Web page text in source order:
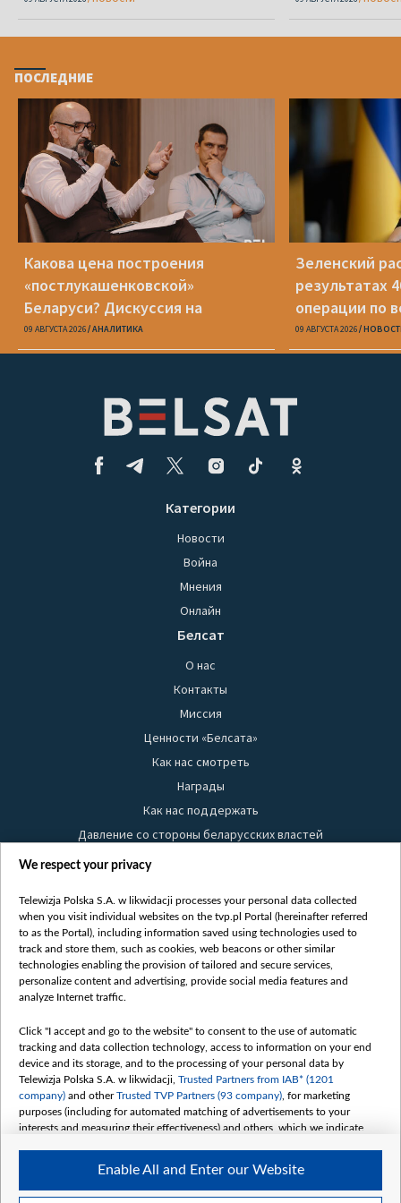
проблемы»
ПОСЛЕДНИЕ
Какова цена построения
«постлукашенковской»
Беларуси? Дискуссия на
конференции «Новая Беларусь»
09 АВГУСТА 2026 АНАЛИТИКА
Зеленский
результатах
операции по
Россию: «У
проблемы»
09 АВГУСТА 2026
Категории
Новости
Война
Мнения
Онлайн
Белсат
О нас
Контакты
Миссия
Ценности «Белсата»
Как нас смотреть
Награды
Как нас поддержать
Давление со стороны беларусских властей
Правила использования материалов
Безопасность
Youtube
Белсат news
Белсат Life
Belsat English
Biełsat PL
Белсат Now
Белсат Shorts
Белсат History
Белсат Music
Белсат Doc
We respect your privacy
Telewizja Polska S.A. w likwidacji processes your personal data collected
when you visit individual websites on the tvp.pl Portal (hereinafter referred
to as the Portal), including information saved using technologies used to
track and store them, such as cookies, web beacons or other similar
technologies enabling the provision of tailored and secure services,
personalize content and advertising, provide social media features and
analyze Internet traffic.
Click "I accept and go to the website" to consent to the use of automatic
tracking and data collection technology, access to information on your end
device and its storage, and to the processing of your personal data by
Telewizja Polska S.A. w likwidacji, Trusted Partners from IAB* (1201
company) and otherTrusted TVP Partners (93 company) , for marketing
purposes (including for automated matching of advertisements to your
interests and measuring their effectiveness) and others, which we indicate
The purposes of processing your data by TVP S.A. w likwidacji are as
follows:
Enable All and Enter our Website